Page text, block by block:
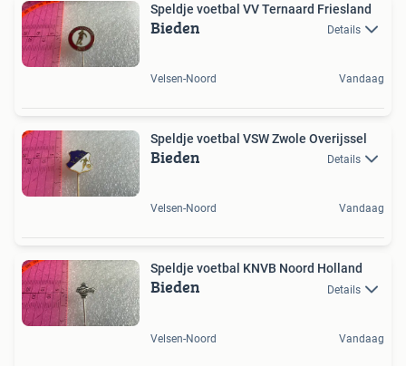
Speldje voetbal VV Ternaard Friesland
Bieden Details
Velsen-Noord Vandaag
Speldje voetbal VSW Zwole Overijssel
Bieden Details
Velsen-Noord Vandaag
Speldje voetbal KNVB Noord Holland
Bieden Details
Velsen-Noord Vandaag